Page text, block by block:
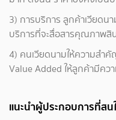
3) การบริการ ลูกค้าเวียด
บริการที่จะสื่อสารคุณภาพสิน
4) คนเวียดนามให้ความสำ
Value Added ให้ลูกค้ามีคว
แนะนำผู้ประกอบการที่สน